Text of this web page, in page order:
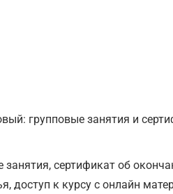
групповые занятия и
сертификат об
доступ к курсу с онлайн